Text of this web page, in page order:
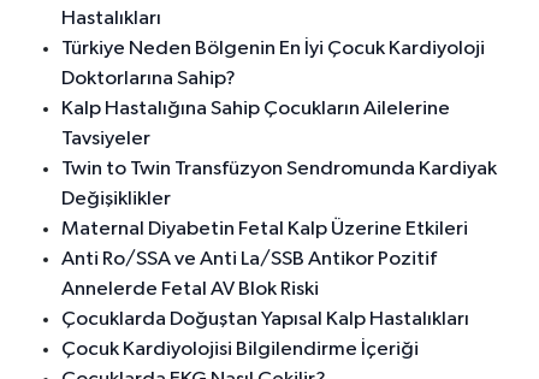
Hastalıkları
Türkiye Neden Bölgenin En İyi Çocuk Kardiyoloji
Doktorlarına Sahip?
Kalp Hastalığına Sahip Çocukların Ailelerine
Tavsiyeler
Twin to Twin Transfüzyon Sendromunda Kardiyak
Değişiklikler
Maternal Diyabetin Fetal Kalp Üzerine Etkileri
Anti Ro/SSA ve Anti La/SSB Antikor Pozitif
Annelerde Fetal AV Blok Riski
Çocuklarda Doğuştan Yapısal Kalp Hastalıkları
Çocuk Kardiyolojisi Bilgilendirme İçeriği